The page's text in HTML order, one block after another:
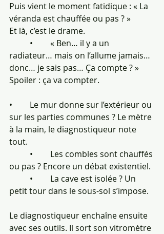
Puis vient le moment fatidique : « La
véranda est chauffée ou pas ? »
Et là, c’est le drame.
radiateur… mais on l’allume jamais…
donc… je sais pas… Ça compte ? »
Spoiler : ça va compter.
•	Le mur donne sur l’extérieur ou
sur les parties communes ? Le mètre
à la main, le diagnostiqueur note
tout.
ou pas ? Encore un débat existentiel.
petit tour dans le sous-sol s’impose.
Le diagnostiqueur enchaîne ensuite
avec ses outils. Il sort son vitromètre